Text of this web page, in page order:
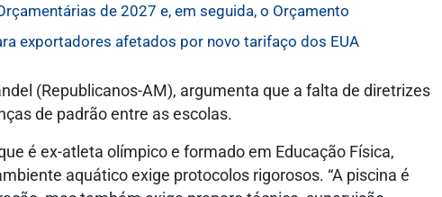
de 2027 e, em seguida, o Orçamento
exportadores afetados por novo tarifaço dos EUA
(Republicanos-AM), argumenta que a falta de diretrizes
de padrão entre as escolas.
é ex-atleta olímpico e formado em Educação Física,
aquático exige protocolos rigorosos. “A piscina é